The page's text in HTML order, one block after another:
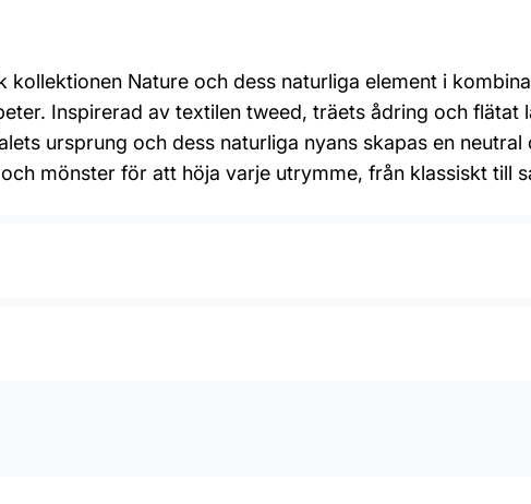
Nature och dess naturliga element i
Inspirerad av textilen tweed, träets ådring och
ursprung och dess naturliga nyans skapas en
mönster för att höja varje utrymme, från klassiskt till